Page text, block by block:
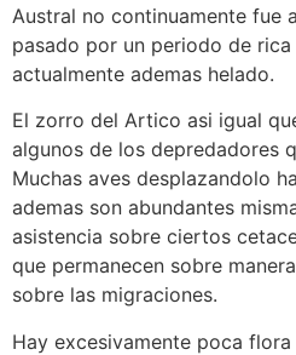
Austral no continuamente fue
pasado por un periodo de
actualmente ademas helado.
El zorro del Artico asi igual
algunos de los depredadores
Muchas aves desplazandolo
ademas son abundantes
asistencia sobre ciertos
que permanecen sobre
sobre las migraciones.
Hay excesivamente poca